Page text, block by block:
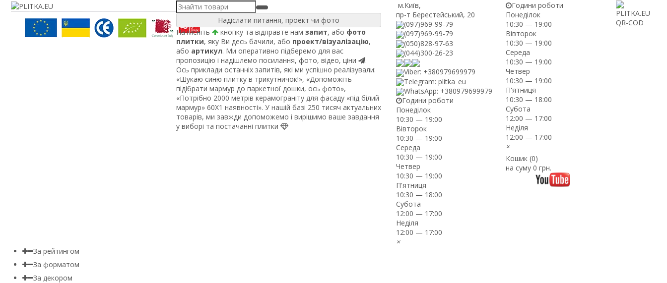
Надіслати питання, проект чи фото
Натисніть
кнопку та відправте нам запит, або фото
плитки, яку Ви десь бачили, або проект/візуалізацію,
або артикул. Ми оперативно підберемо для вас
пропозицію і надішлемо посилання, фото, відео, ціни
.
Ось приклади останніх запитів, які ми успішно реалізували:
«Шукаю синю плитку в трикутничок!», «Допоможіть
підібрати мармур до паркетної дошки, ось фото»,
«Потрібно 2000 метрів керамограніту для фасаду «під білий
мармур» 60Х1 наявності». У нашій базі 250 тисяч актуальних
товарів, ми завжди допоможемо і вирішимо ваше завдання
у виборі та постачанні плитки
м.Київ,
пр-т Берестейський, 20
(097)969-99-79
(097)969-99-79
(050)828-97-63
(044)300-26-23
Viber: +380979699979
Telegram: plitka_eu
WhatsApp: +380979699979
Години роботи
Понеділок
10:30 — 19:00
Вівторок
10:30 — 19:00
Середа
10:30 — 19:00
Четвер
10:30 — 19:00
П'ятниця
10:30 — 18:00
Субота
12:00 — 17:00
Неділя
12:00 — 17:00
×
Години роботи
Понеділок
10:30 — 19:00
Вівторок
10:30 — 19:00
Середа
10:30 — 19:00
Четвер
10:30 — 19:00
П'ятниця
10:30 — 18:00
Субота
12:00 — 17:00
Неділя
12:00 — 17:00
×
Кошик (0)
на суму0 грн.
За рейтингом
За форматом
За декором